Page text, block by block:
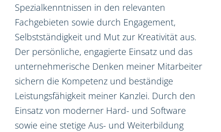
Spezialkenntnissen in den relevanten
Fachgebieten sowie durch Engagement,
Selbstständigkeit und Mut zur Kreativität aus.
Der persönliche, engagierte Einsatz und das
unternehmerische Denken meiner Mitarbeiter
sichern die Kompetenz und beständige
Leistungsfähigkeit meiner Kanzlei. Durch den
Einsatz von moderner Hard- und Software
sowie eine stetige Aus- und Weiterbildung